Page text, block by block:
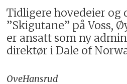
Tidligere hovedeier og
”Skigutane” på Voss,
er ansatt som ny
direktør i Dale of
OveHansrud